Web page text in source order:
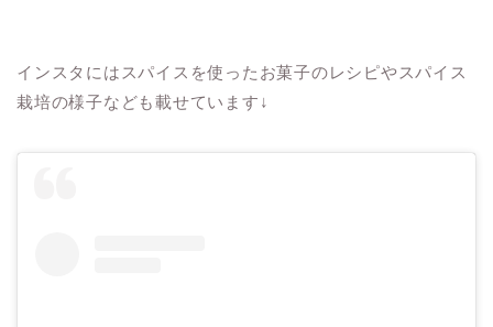
インスタにはスパイスを使ったお菓子のレシピやスパイス
栽培の様子なども載せています↓